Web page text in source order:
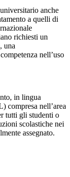
anche
a quelli di
richiesti un
una
nell’uso
in lingua
compresa nell’area
tutti gli studenti o
scolastiche nei
assegnato.